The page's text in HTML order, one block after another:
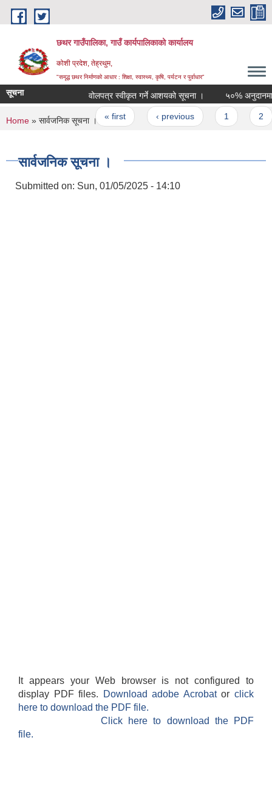
Skip to main content
छथर गाउँपालिका, गाउँ कार्यपालिकाको कार्यालय
कोशी प्रदेश, तेह्रथुम,
"समृद्ध छथर निर्माणको आधार : शिक्षा, स्वास्थ्य, कृषि, पर्यटन र पुर्वाधार”
सूचना वोलपत्र स्वीकृत गर्ने आशयको सूचना । ५०% अनुदानमा
Pages
« first ‹ previous
You are here
Home » सार्वजनिक सूचना ।
सार्वजनिक सूचना ।
Submitted on: Sun, 01/05/2025 - 14:10
It appears your Web browser is not configured to
display PDF files.
Download adobe Acrobatorclick
here to download the PDF file.
Click here to download the PDF
file.